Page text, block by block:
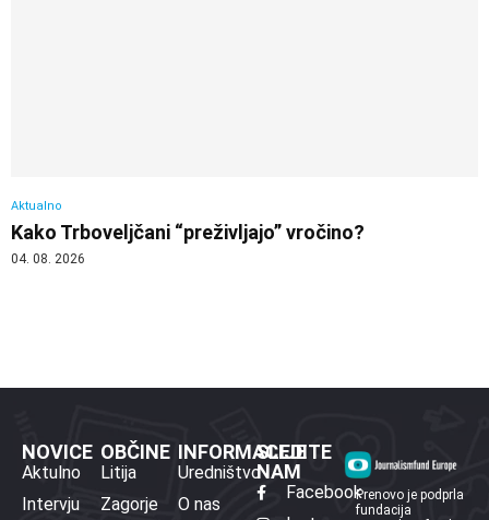
Aktualno
Kako Trboveljčani “preživljajo” vročino?
04. 08. 2026
NOVICE
Aktulno
Intervju
OBČINE
Litija
Zagorje
INFORMACIJE
Uredništvo
O nas
SLEDITE
NAM
FacebookPrenovo je podprla
fundacija